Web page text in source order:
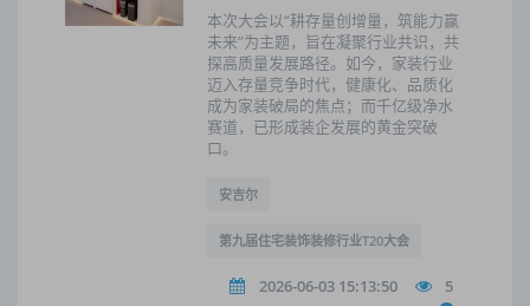
本次大会以“耕存量创增量，筑能力赢
未来”为主题，旨在凝聚行业共识，共
探高质量发展路径。如今，家装行业
迈入存量竞争时代，健康化、品质化
成为家装破局的焦点；而千亿级净水
赛道，已形成装企发展的黄金突破
口。
安吉尔
第九届住宅装饰装修行业T20大会
2026-06-03 15:13:50 5